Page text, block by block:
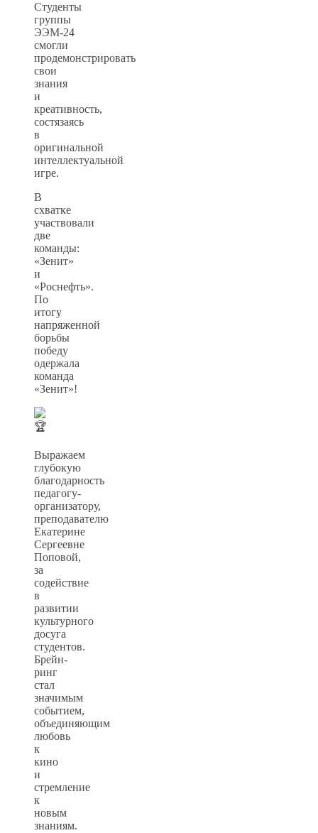
Студенты
группы
ЭЭМ-24
смогли
продемонстрировать
свои
знания
и
креативность,
состязаясь
в
оригинальной
интеллектуальной
игре.
В
схватке
участвовали
две
команды:
«Зенит»
и
«Роснефть».
По
итогу
напряженной
борьбы
победу
одержала
команда
«Зенит»!
Выражаем
глубокую
благодарность
педагогу-
организатору,
преподавателю
Екатерине
Сергеевне
Поповой,
за
содействие
в
развитии
культурного
досуга
студентов.
Брейн-
ринг
стал
значимым
событием,
объединяющим
любовь
к
кино
и
стремление
к
новым
знаниям.